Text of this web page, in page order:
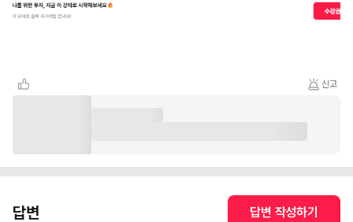
신고
답변 답변 작성하기